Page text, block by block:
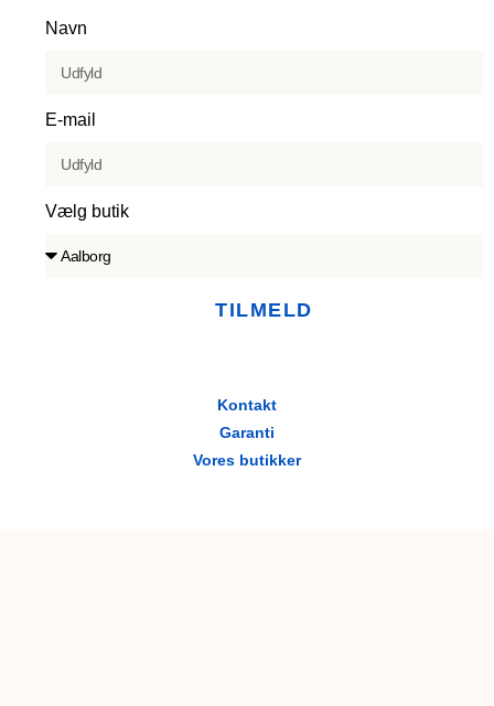
Navn
E-mail
Vælg butik
TILMELD
Kontakt
Garanti
Vores butikker